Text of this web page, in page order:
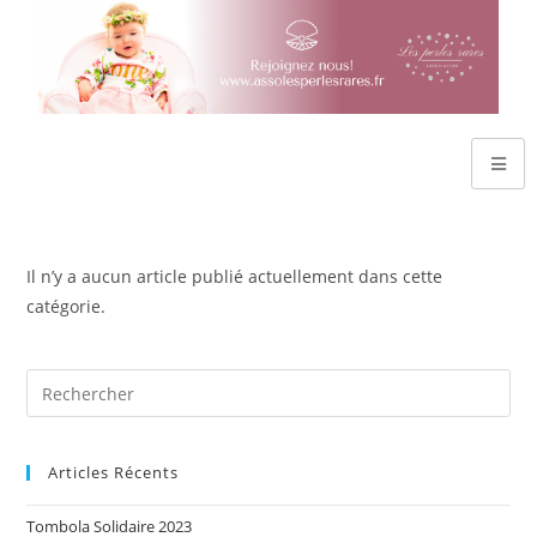
Il n’y a aucun article publié actuellement dans cette
catégorie.
Articles Récents
Tombola Solidaire 2023